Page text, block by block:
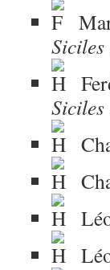
Siciles
Siciles